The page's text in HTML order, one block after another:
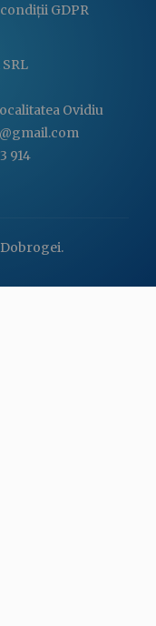
GDPR
Ovidiu
914